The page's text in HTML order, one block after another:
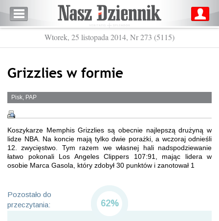
Wtorek, 25 listopada 2014, Nr 273 (5115)
Grizzlies w formie
Pisk, PAP
Koszykarze Memphis Grizzlies są obecnie najlepszą drużyną w
lidze NBA. Na koncie mają tylko dwie porażki, a wczoraj odnieśli
12. zwycięstwo. Tym razem we własnej hali nadspodziewanie
łatwo pokonali Los Angeles Clippers 107:91, mając lidera w
osobie Marca Gasola, który zdobył 30 punktów i zanotował 1
Pozostało do
przeczytania:
62%